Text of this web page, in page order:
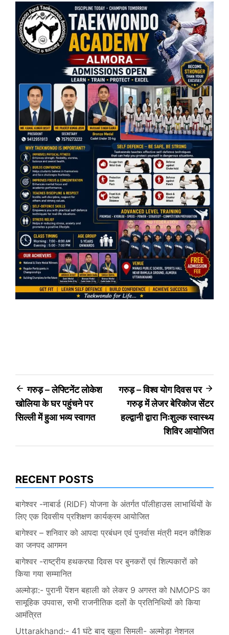
Post
navigation
गरुड़ – लेफ्टिनेंट लोकेश
खोलिया के घर पहुंचने पर
सिल्ली में हुआ भव्य स्वागत
गरुड़ – विश्व योग दिवस पर
गरुड़ में लेजर बेरिकोज सेंटर
हल्द्वानी द्वारा निःशुल्क स्वास्थ्य
शिविर आयोजित
RECENT POSTS
बागेश्वर -नाबार्ड (RIDF) योजना के अंतर्गत पॉलीहाउस लाभार्थियों के
लिए एक दिवसीय प्रशिक्षण कार्यक्रम आयोजित
बागेश्वर – शनिवार को आपदा प्रबंधन एवं पुनर्वास मंत्री मदन कौशिक
का जनपद आगमन
बागेश्वर -राष्ट्रीय हथकरघा दिवस पर बुनकरों एवं शिल्पकारों को
किया गया सम्मानित
अल्मोड़ा:- पुरानी पेंशन बहाली को लेकर 9 अगस्त को NMOPS का
सामूहिक उपवास, सभी राजनीतिक दलों के प्रतिनिधियों को किया
आमंत्रित
Uttarakhand:- 41 घंटे बाद खुला सिमली- अल्मोड़ा नेशनल